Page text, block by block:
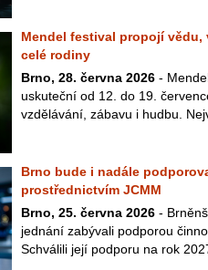
Mendel festival propojí vědu,
celé rodiny
Brno, 28. června 2026 -
uskuteční od 12. do 19.
vzdělávání, zábavu i hudbu.
Brno bude i nadále
prostřednictvím JCMM
Brno, 25. června 2026 -
jednání zabývali podporou
Schválili její podporu na rok